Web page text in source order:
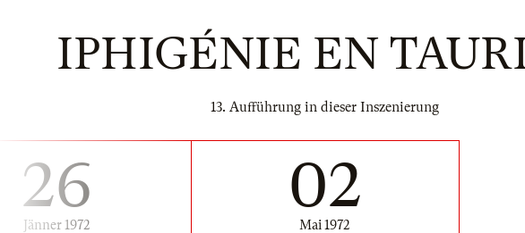
IPHIGÉNIE EN
13. Aufführung in dieser Inszenierung
26
Jänner 1972
02
Mai 1972